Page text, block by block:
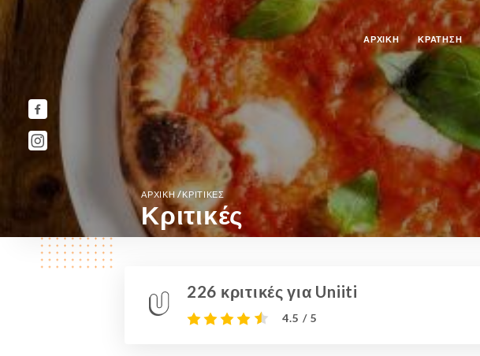
ΑΡΧΙΚΉ ΚΡΆΤΗΣΗ
ΑΡΧΙΚΉ/ ΚΡΙΤΙΚΈΣ
Κριτικές
226 κριτικές για Uniiti
4.5 / 5